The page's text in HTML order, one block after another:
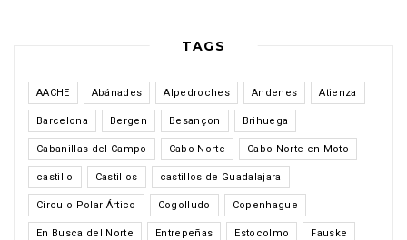
TAGS
AACHE Abánades Alpedroches Andenes Atienza
Barcelona Bergen Besançon Brihuega
Cabanillas del Campo Cabo Norte Cabo Norte en Moto
castillo Castillos castillos de Guadalajara
Circulo Polar Ártico Cogolludo Copenhague
En Busca del Norte Entrepeñas Estocolmo Fauske